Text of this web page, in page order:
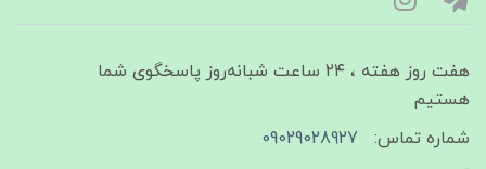
هفت روز هفته ، ۲۴ ساعت شبانه‌روز پاسخگوی شما
هستیم
شماره تماس:
09029028927